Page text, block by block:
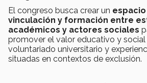
El congreso busca crear un
vinculación y formación entre
académicos y actores sociales
promover el valor educativo y social
voluntariado universitario y
situadas en contextos de exclusión.